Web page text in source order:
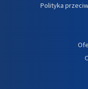
Polityka